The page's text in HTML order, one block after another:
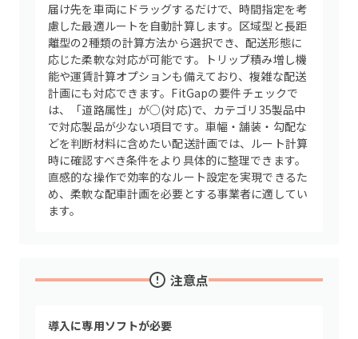
届け先を車両にドラッグするだけで、時間指定を考
慮した最適ルートを自動計算します。区域型と長距
離型の2種類の計算方法から選択でき、配送形態に
応じた柔軟な対応が可能です。トリップ積み増し機
能や運賃計算オプションも備えており、複雑な配送
計画にも対応できます。FitGapの要件チェックで
は、「道路属性」が○(対応)で、カテゴリ35製品中
で対応製品が少ない項目です。車幅・舗装・勾配な
どを判断材料に含めたい配送計画では、ルート計算
時に確認すべき条件をより具体的に整理できます。
直感的な操作で効率的なルート設定を実現できるた
め、柔軟な配車計画を必要とする事業者に適してい
ます。
注意点
導入に専用ソフトが必要